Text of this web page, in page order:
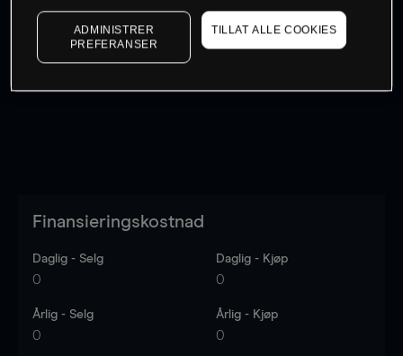
Kursene er veiledende.Log in
Finansieringskostnad
Daglig - Selg
0
Daglig - Kjøp
0
Årlig - Selg
0
Årlig - Kjøp
0
ADMINISTRER
PREFERANSER
TILLAT ALLE COOKIES